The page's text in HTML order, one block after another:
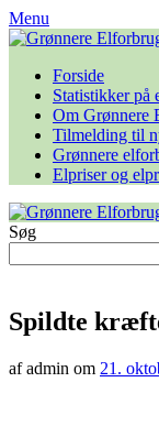
Skip
to
Menu
Forside
Statistikker på
Om Grønnere
Tilmelding til
Grønnere
Elpriser og
Søg
Spildte
af admin om 21.